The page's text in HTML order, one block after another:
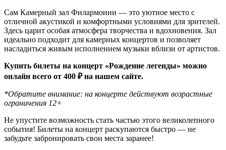
Cам Камерный зал Филармонии — это уютное место с
отличной акустикой и комфортными условиями для зрителей.
Здесь царит особая атмосфера творчества и вдохновения. Зал
идеально подходит для камерных концертов и позволяет
насладиться живым исполнением музыки вблизи от артистов.
Kупить билеты на концерт «Рождение легенды» можно
онлайн всего от 400 ₽ на нашем сайте.
*Обратите внимание: на концерте действуют возрастные
ограничения 12+
Не упустите возможность стать частью этого великолепного
события! Билеты на концерт раскупаются быстро — не
забудьте забронировать свои места заранее!